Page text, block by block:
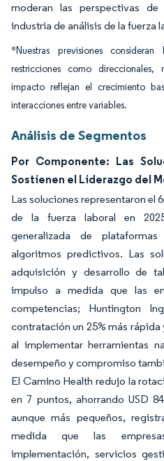
moderan las perspectivas
industria de análisis de la fuerza
*Nuestras previsiones
restricciones como
impacto reflejan el crecimiento
interacciones entre variables.
Análisis de Segmentos
Por Componente: Las
Sostienen el Liderazgo del
Las soluciones representaron el
de la fuerza laboral en
generalizada de
algoritmos predictivos. Las
adquisición y desarrollo de
impulso a medida que las
competencias; Huntington
contratación un 25% más
al implementar herramientas
desempeño y compromiso
El Camino Health redujo la
en 7 puntos, ahorrando USD
aunque más pequeños,
medida que las
implementación, servicios